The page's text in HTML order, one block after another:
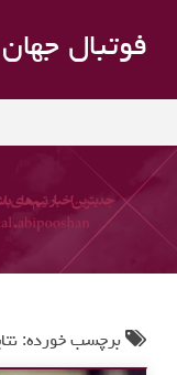
فوتبال جهان
برچسب خورده: